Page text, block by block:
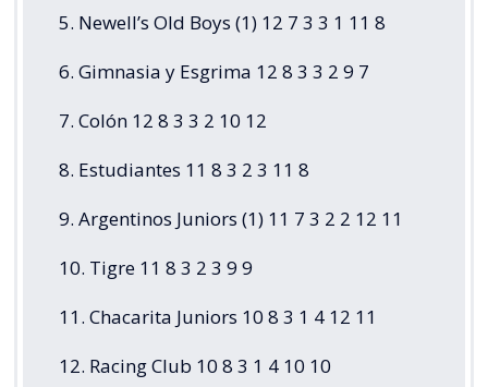
5. Newell’s Old Boys (1) 12 7 3 3 1 11 8
6. Gimnasia y Esgrima 12 8 3 3 2 9 7
7. Colón 12 8 3 3 2 10 12
8. Estudiantes 11 8 3 2 3 11 8
9. Argentinos Juniors (1) 11 7 3 2 2 12 11
10. Tigre 11 8 3 2 3 9 9
11. Chacarita Juniors 10 8 3 1 4 12 11
12. Racing Club 10 8 3 1 4 10 10